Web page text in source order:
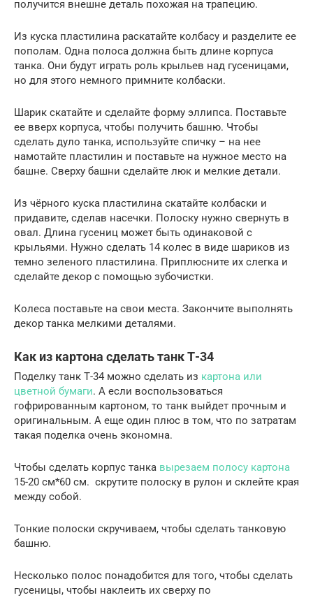
получится внешне деталь похожая на трапецию.
Из куска пластилина раскатайте колбасу и разделите ее
пополам. Одна полоса должна быть длине корпуса
танка. Они будут играть роль крыльев над гусеницами,
но для этого немного примните колбаски.
Шарик скатайте и сделайте форму эллипса. Поставьте
ее вверх корпуса, чтобы получить башню. Чтобы
сделать дуло танка, используйте спичку – на нее
намотайте пластилин и поставьте на нужное место на
башне. Сверху башни сделайте люк и мелкие детали.
Из чёрного куска пластилина скатайте колбаски и
придавите, сделав насечки. Полоску нужно свернуть в
овал. Длина гусениц может быть одинаковой с
крыльями. Нужно сделать 14 колес в виде шариков из
темно зеленого пластилина. Приплюсните их слегка и
сделайте декор с помощью зубочистки.
Колеса поставьте на свои места. Закончите выполнять
декор танка мелкими деталями.
Как из картона сделать танк Т-34
Поделку танк Т-34 можно сделать из картона или
цветной бумаги. А если воспользоваться
гофрированным картоном, то танк выйдет прочным и
оригинальным. А еще один плюс в том, что по затратам
такая поделка очень экономна.
Чтобы сделать корпус танка вырезаем полосу картона
15-20 см*60 см. скрутите полоску в рулон и склейте края
между собой.
Тонкие полоски скручиваем, чтобы сделать танковую
башню.
Несколько полос понадобится для того, чтобы сделать
гусеницы, чтобы наклеить их сверху по